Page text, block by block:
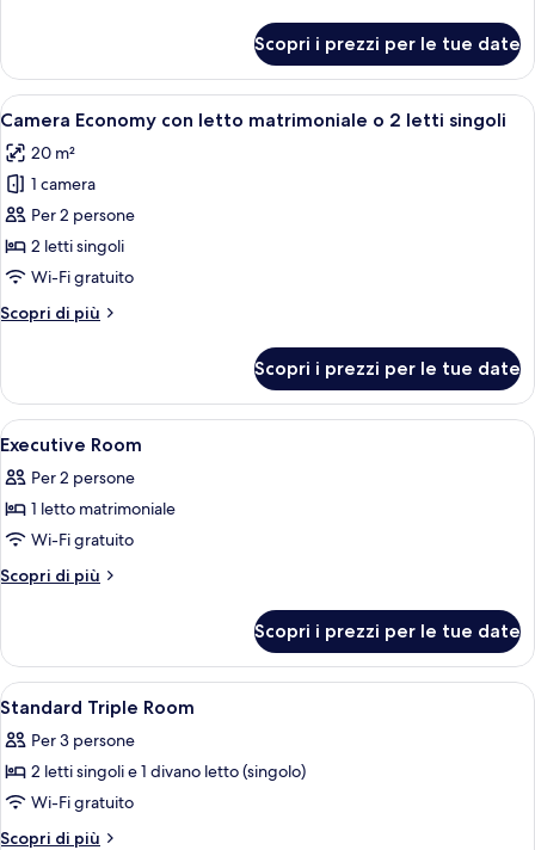
Room
Scopri i prezzi per le tue date
Apri
tutte
le
foto
per
Camera
Economy
letto
2
letti
singoli
Un letto rifatto con lenzuola e
2
Camera Economy con letto matrimoniale o 2 letti singoli
20 m²
1 camera
Per 2 persone
2 letti singoli
Wi-Fi gratuito
Scopri di più
Altri
Economy
con
letto
o
2
singoli
Scopri i prezzi per le tue date
Apri
tutte
le
foto
per
Executive
Una camera d'albergo con un letto
4
Executive Room
Per 2 persone
1 letto matrimoniale
Wi-Fi gratuito
Scopri di più
Altri
Room
Scopri i prezzi per le tue date
Apri
tutte
le
foto
per
Standard
Minibar, una cassaforte in camera,
6
Standard Triple Room
Per 3 persone
2 letti singoli e 1 divano letto (singolo)
Wi-Fi gratuito
Scopri di più
Altri